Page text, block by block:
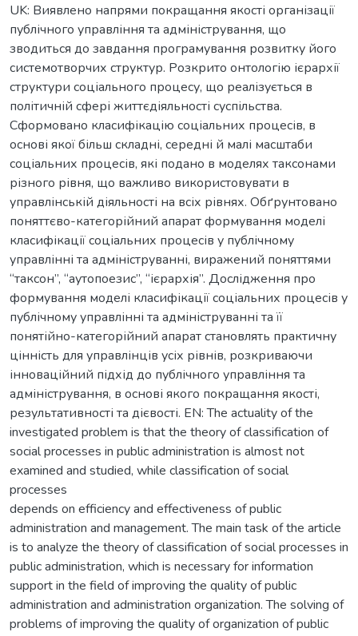
UK: Виявлено напрями покращання якості організації
публічного управління та адміністрування, що
зводиться до завдання програмування розвитку його
системотворчих структур. Розкрито онтологію ієрархії
структури соціального процесу, що реалізується в
політичній сфері життєдіяльності суспільства.
Сформовано класифікацію соціальних процесів, в
основі якої більш складні, середні й малі масштаби
соціальних процесів, які подано в моделях таксонами
різного рівня, що важливо використовувати в
управлінській діяльності на всіх рівнях. Обґрунтовано
поняттєво-категорійний апарат формування моделі
класифікації соціальних процесів у публічному
управлінні та адмініструванні, виражений поняттями
“таксон”, “аутопоезис”, “ієрархія”. Дослідження про
формування моделі класифікації соціальних процесів у
публічному управлінні та адмініструванні та її
понятійно-категорійний апарат становлять практичну
цінність для управлінців усіх рівнів, розкриваючи
інноваційний підхід до публічного управління та
адміністрування, в основі якого покращання якості,
результативності та дієвості. EN: The actuality of the
investigated problem is that the theory of classification of
social processes in public administration is almost not
examined and studied, while classification of social
processes
depends on efficiency and effectiveness of public
administration and management. The main task of the article
is to analyze the theory of classification of social processes in
public administration, which is necessary for information
support in the field of improving the quality of public
administration and administration organization. The solving of
problems of improving the quality of organization of public